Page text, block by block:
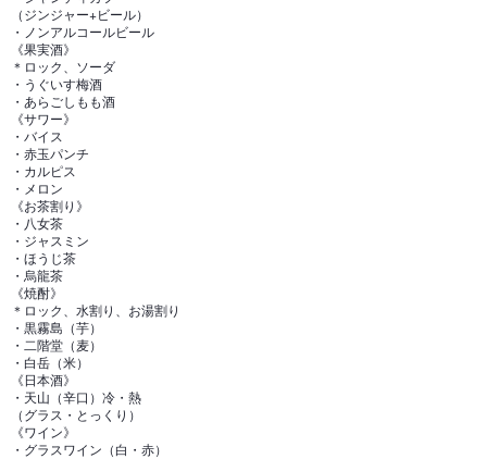
（ジンジャー+ビール）
・ノンアルコールビール
《果実酒》
＊ロック、ソーダ
・うぐいす梅酒
・あらごしもも酒
《サワー》
・バイス
・赤玉パンチ
・カルピス
・メロン
《お茶割り》
・八女茶
・ジャスミン
・ほうじ茶
・烏龍茶
《焼酎》
＊ロック、水割り、お湯割り
・黒霧島（芋）
・二階堂（麦）
・白岳（米）
《日本酒》
・天山（辛口）冷・熱
（グラス・とっくり）
《ワイン》
・グラスワイン（白・赤）